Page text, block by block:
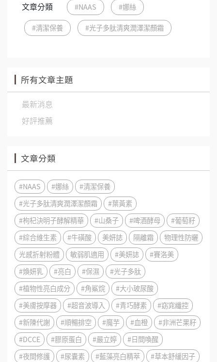
文章分類 #NAAS
#娜絲
#清潔保養
#光子多肽清爽潤澤潔顏霜
所有文章主題
最新消息
好評推薦
文章分類
#NAAS #娜絲
#清潔保養
#光子多肽清爽潤澤潔顏霜
#葉黃素
#枸杞決明子酵解精華
#山桑子 #啤酒酵母
#葡萄籽
#綜合維生素
#牛磺酸 美妍誌 隔離霜
物理性防曬
光感折射粉體
敏弱肌適用 #美妍誌
#賽洛美
#煥妍乳
#亮白 #保濕
#光子多肽
#植物性亮白成分
#角鯊烷
#大小玻尿酸
#美膚按摩器
#超音波導入 #青巧酵素
#窈窕纖控
#新陳代謝
#順暢排空 #魔芋 #血橙
#非洲芒果籽
#DCCE
#膠原蛋白 #嚴立婷
#日間喚醒
#夜間修護
#尿囊素 #藍藻亮白精萃
#草本舒緩因子